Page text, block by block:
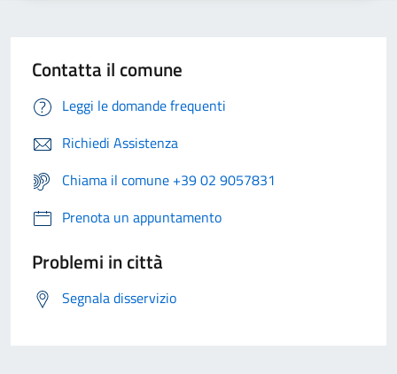
Contatta il comune
Leggi le domande frequenti
Richiedi Assistenza
Chiama il comune +39 02 9057831
Prenota un appuntamento
Problemi in città
Segnala disservizio